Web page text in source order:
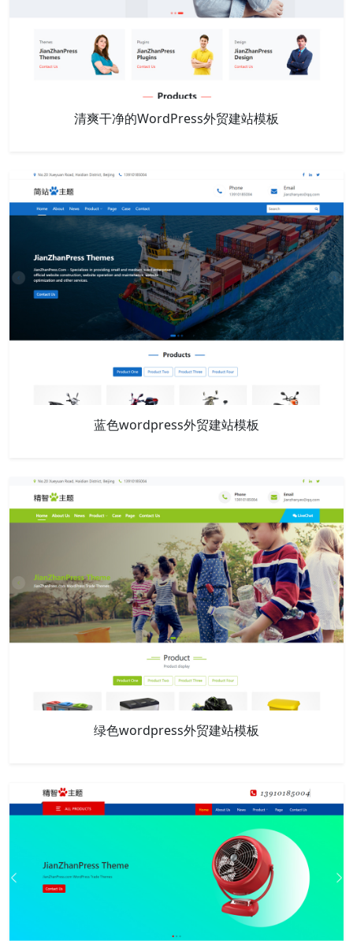
清爽干净的WordPress外贸建站模板
蓝色wordpress外贸建站模板
绿色wordpress外贸建站模板